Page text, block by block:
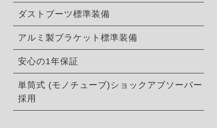
ダストブーツ標準装備
アルミ製ブラケット標準装備
安心の1年保証
単筒式 (モノチューブ)ショックアブソーバー
採用